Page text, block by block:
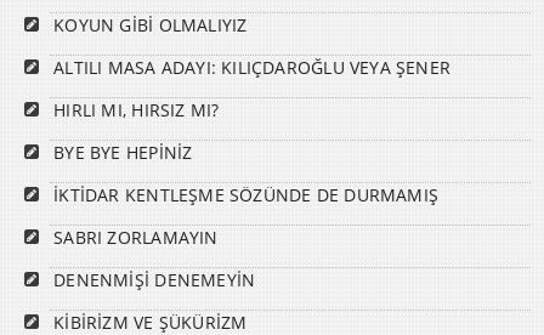
KOYUN GİBİ OLMALIYIZ
ALTILI MASA ADAYI: KILIÇDAROĞLU VEYA ŞENER
HIRLI MI, HIRSIZ MI?
BYE BYE HEPİNİZ
İKTİDAR KENTLEŞME SÖZÜNDE DE DURMAMIŞ
SABRI ZORLAMAYIN
DENENMİŞİ DENEMEYİN
KİBİRİZM VE ŞÜKÜRİZM